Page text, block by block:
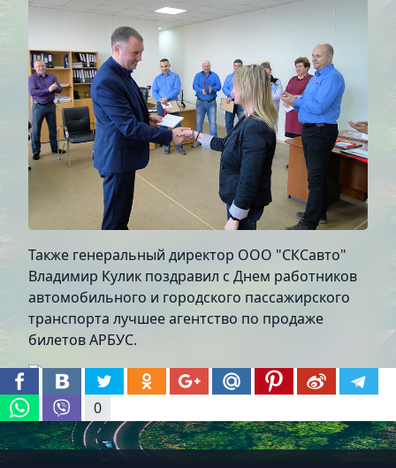
Также генеральный директор ООО "СКСавто"
Владимир Кулик поздравил с Днем работников
автомобильного и городского пассажирского
транспорта лучшее агентство по продаже
билетов АРБУС.
0